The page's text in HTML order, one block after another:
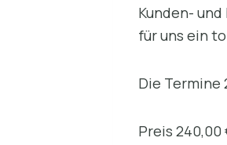
Kunden-
für uns ein
Die Termine
Preis 240,00